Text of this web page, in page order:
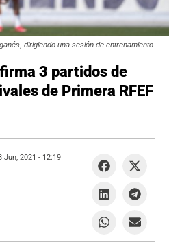
dirigiendo una sesión de entrenamiento.
3 partidos de
de Primera RFEF
Jun, 2021 - 12:19